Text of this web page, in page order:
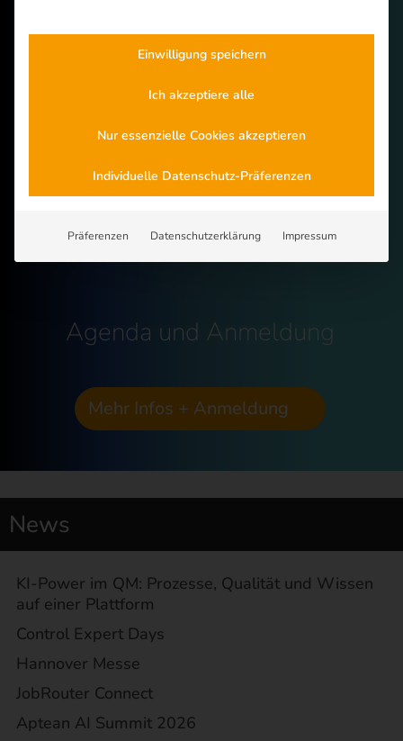
Kostenlos dabei sein
Drei Stunden voller praxisnaher Einblicke und strategischer
Ihre KI‑Planung und zukünftige Entscheidungsfindung im
Agenda und Anmeldung
Mehr Infos + Anmeldung
News
KI-Power im QM: Prozesse, Qualität und Wissen
auf einer Plattform
Control Expert Days
Hannover Messe
JobRouter Connect
Aptean AI Summit 2026
Einwilligung speichern
Ich akzeptiere alle
Nur essenzielle Cookies akzeptieren
Individuelle Datenschutz-Präferenzen
Präferenzen Datenschutzerklärung Impressum